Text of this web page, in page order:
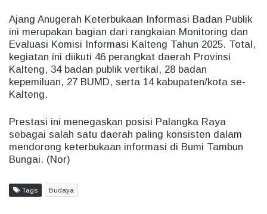
Ajang Anugerah Keterbukaan Informasi Badan Publik
ini merupakan bagian dari rangkaian Monitoring dan
Evaluasi Komisi Informasi Kalteng Tahun 2025. Total,
kegiatan ini diikuti 46 perangkat daerah Provinsi
Kalteng, 34 badan publik vertikal, 28 badan
kepemiluan, 27 BUMD, serta 14 kabupaten/kota se-
Kalteng.
Prestasi ini menegaskan posisi Palangka Raya
sebagai salah satu daerah paling konsisten dalam
mendorong keterbukaan informasi di Bumi Tambun
Bungai. (Nor)
Tags Budaya